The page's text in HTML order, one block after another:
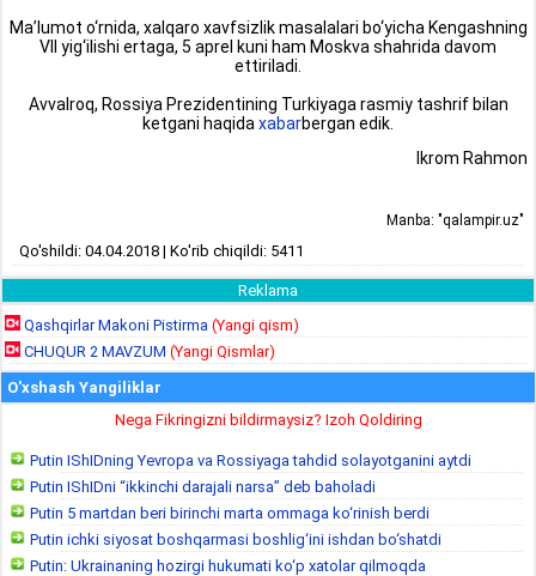
Ma’lumot o‘rnida, xalqaro xavfsizlik masalalari bo‘yicha Kengashning
VII yig‘ilishi ertaga, 5 aprel kuni ham Moskva shahrida davom
ettiriladi.
Avvalroq, Rossiya Prezidentining Turkiyaga rasmiy tashrif bilan
ketgani haqida xabarbergan edik.
Ikrom Rahmon
Manba: "qalampir.uz"
Qo'shildi: 04.04.2018 | Ko'rib chiqildi: 5411
Reklama
Qashqirlar Makoni Pistirma (Yangi qism)
CHUQUR 2 MAVZUM (Yangi Qismlar)
O'xshash Yangiliklar
Nega Fikringizni bildirmaysiz? Izoh Qoldiring
Putin IShIDning Yevropa va Rossiyaga tahdid solayotganini aytdi
Putin IShIDni “ikkinchi darajali narsa” deb baholadi
Putin 5 martdan beri birinchi marta ommaga ko‘rinish berdi
Putin ichki siyosat boshqarmasi boshlig‘ini ishdan bo‘shatdi
Putin: Ukrainaning hozirgi hukumati ko‘p xatolar qilmoqda